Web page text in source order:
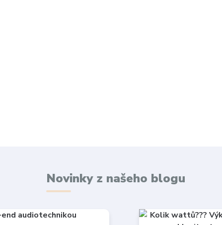
Novinky z našeho blogu